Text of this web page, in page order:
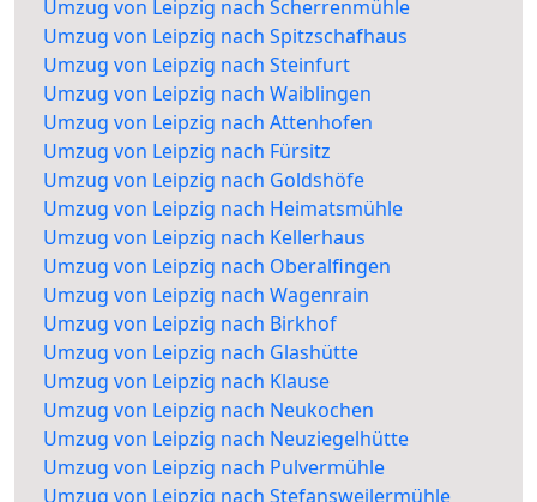
Umzug von Leipzig nach Scherrenmühle
Umzug von Leipzig nach Spitzschafhaus
Umzug von Leipzig nach Steinfurt
Umzug von Leipzig nach Waiblingen
Umzug von Leipzig nach Attenhofen
Umzug von Leipzig nach Fürsitz
Umzug von Leipzig nach Goldshöfe
Umzug von Leipzig nach Heimatsmühle
Umzug von Leipzig nach Kellerhaus
Umzug von Leipzig nach Oberalfingen
Umzug von Leipzig nach Wagenrain
Umzug von Leipzig nach Birkhof
Umzug von Leipzig nach Glashütte
Umzug von Leipzig nach Klause
Umzug von Leipzig nach Neukochen
Umzug von Leipzig nach Neuziegelhütte
Umzug von Leipzig nach Pulvermühle
Umzug von Leipzig nach Stefansweilermühle